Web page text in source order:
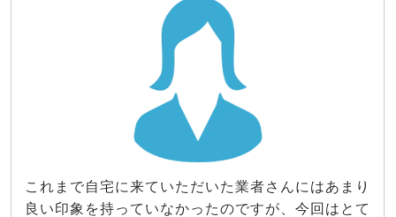
これまで自宅に来ていただいた業者さんにはあまり
良い印象を持っていなかったのですが、今回はとて